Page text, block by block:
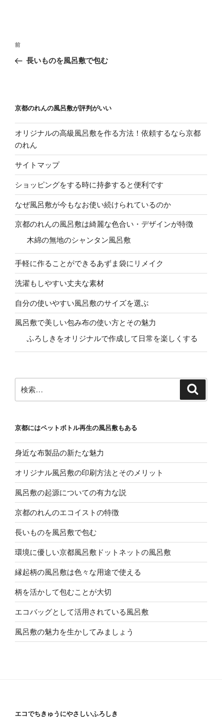
投
ナ
ー
シ
ョ
ン
前
の
前
長いものを風呂敷で包む
京都のれんの風呂敷が評判がいい
オリジナルの高級風呂敷を作る方法！依頼するなら京都
のれん
サイトマップ
ショッピングをする時に持参すると便利です
なぜ風呂敷が今もなお使い続けられているのか
京都のれんの風呂敷は綺麗な色合い・デザインが特徴
木綿の無地のシャンタン風呂敷
手軽に作ることができるあずま袋にリメイク
洗濯もしやすい丈夫な素材
自分の使いやすい風呂敷のサイズを選ぶ
風呂敷で美しい包み布の使い方とその魅力
ふろしきをオリジナルで作成して日常を楽しくする
索:
京都にはペットボトル再生の風呂敷もある
身近な布製品の新たな魅力
オリジナル風呂敷の印刷方法とそのメリット
風呂敷の起源についての有力な説
京都のれんのエコイストの特徴
長いものを風呂敷で包む
環境に優しい京都風呂敷ドットネットの風呂敷
縁起柄の風呂敷は色々な用途で使える
柄を活かして包むことが大切
エコバッグとして活用されている風呂敷
風呂敷の魅力を生かしてみましょう
エコでちきゅうにやさしいふろしき